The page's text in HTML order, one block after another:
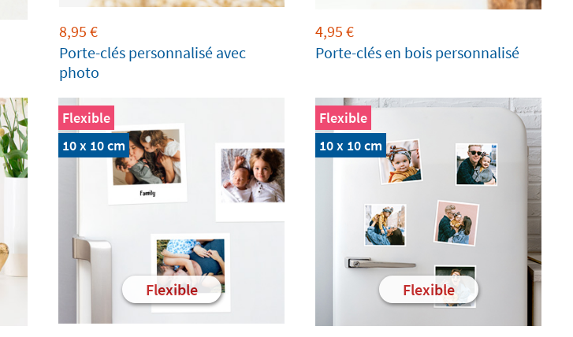
8,95 €
Porte-clés personnalisé avec
photo
4,95 €
Porte-clés en bois personnalisé
Flexible
10 x 10 cm
Flexible
Flexible
10 x 10 cm
Flexible